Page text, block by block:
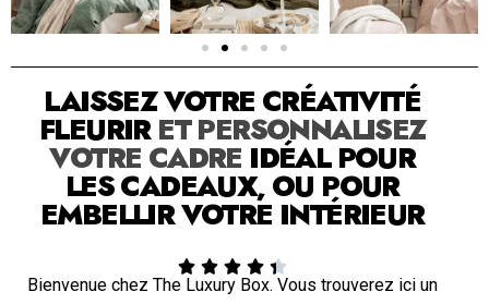
SOLUTION PAR THE LUXURY BOX & CO
LAISSEZ VOTRE CRÉATIVITÉ
FLEURIRET PERSONNALISEZ
VOTRE CADRE IDÉAL POUR
LES CADEAUX, OU POUR
EMBELLIR VOTRE INTÉRIEUR
    
Bienvenue chez The Luxury Box. Vous trouverez ici un